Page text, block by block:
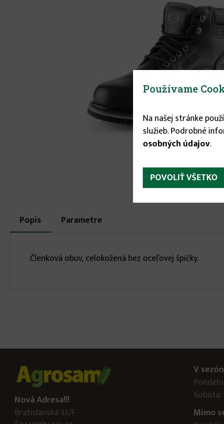
More
infos
Popis (aktívna
karta)
Parametre
Členková obuv, celokožená bez oceľovej špičky.
Nová Adresa!!!
Bratislavská 33/F
V
Mimo
Používame
Na našej stránke
služieb. Podrobné
osobných údajov.
POVOLIŤ VŠETKO